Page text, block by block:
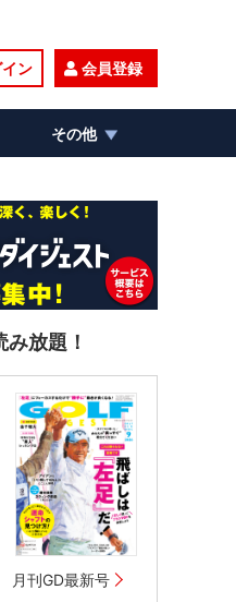
ン 会員登録
その他
放題！
月刊GD最新号